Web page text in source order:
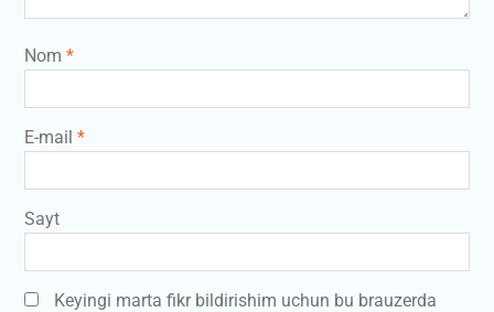
Nom *
E-mail *
Sayt
Keyingi marta fikr bildirishim uchun bu brauzerda